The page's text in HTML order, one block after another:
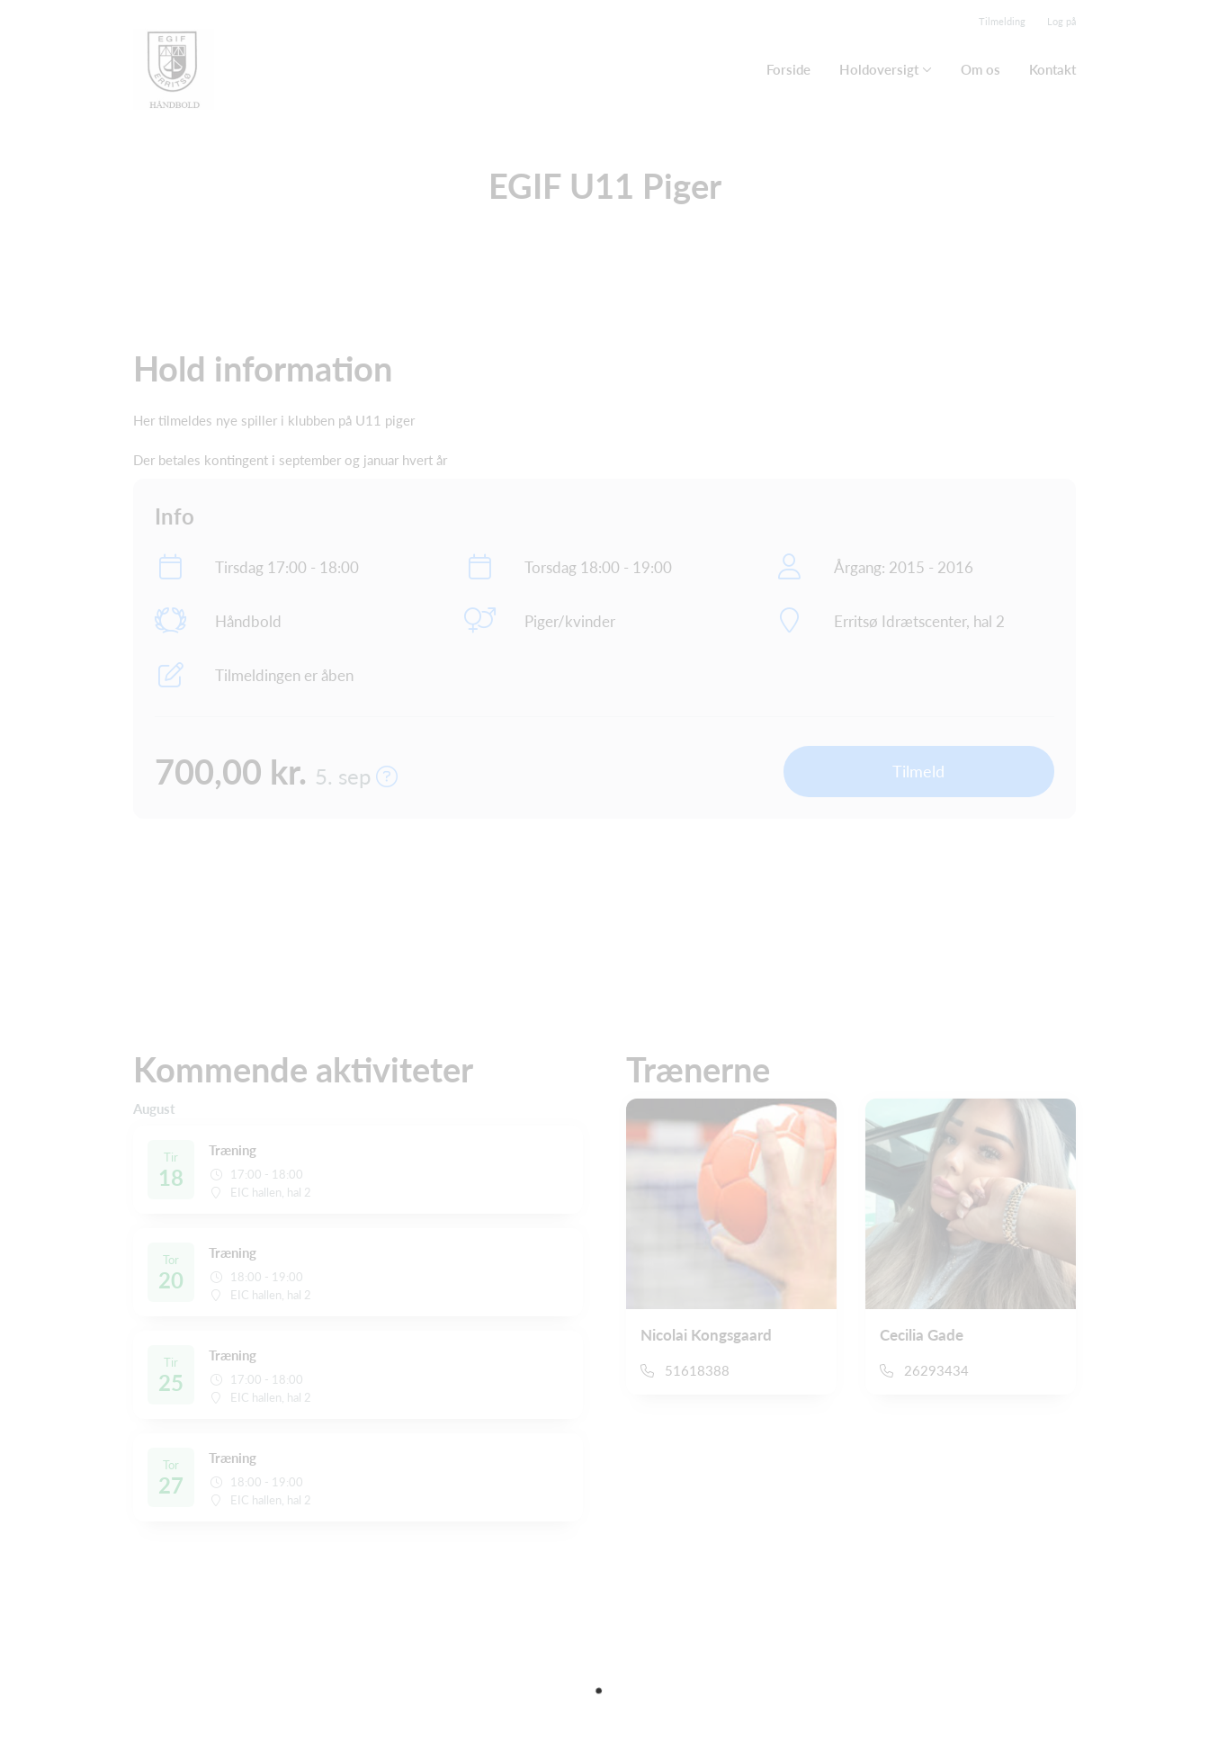
Tilmelding Log på
Forside Holdoversigt Om os Kontakt
EGIF U11 Piger
Hold information
Her tilmeldes nye spiller i klubben på U11 piger
Der betales kontingent i september og januar hvert år
Info
Tirsdag 17:00 - 18:00 Torsdag 18:00 - 19:00 Årgang: 2015 - 2016
Håndbold Piger/kvinder Erritsø Idrætscenter, hal 2
Tilmeldingen er åben
700,00 kr. 5. sep Tilmeld
Kommende aktiviteter
August
Tir
18
Træning
17:00 - 18:00
EIC hallen, hal 2
Tor
20
Træning
18:00 - 19:00
EIC hallen, hal 2
Tir
25
Træning
17:00 - 18:00
EIC hallen, hal 2
Tor
27
Træning
18:00 - 19:00
EIC hallen, hal 2
Trænerne
Nicolai Kongsgaard
51618388
Cecilia Gade
26293434